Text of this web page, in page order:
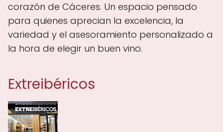
corazón de Cáceres. Un espacio pensado
para quienes aprecian la excelencia, la
variedad y el asesoramiento personalizado a
la hora de elegir un buen vino.
Extreibéricos